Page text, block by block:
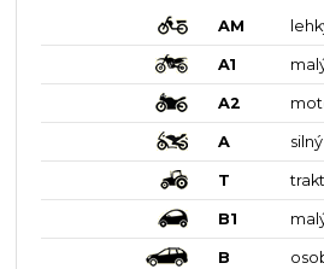
AM
A1
A2
A
T
B1
B